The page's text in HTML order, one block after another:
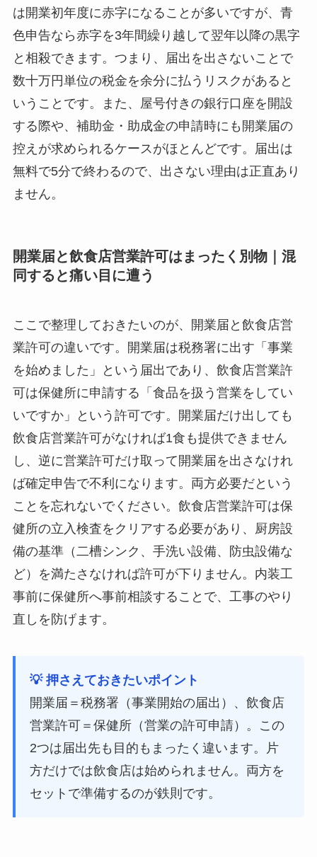
は開業初年度に赤字になることが多いですが、青
色申告なら赤字を3年間繰り越して翌年以降の黒字
と相殺できます。つまり、届出を出さないことで
数十万円単位の税金を余分に払うリスクがあると
いうことです。また、屋号付きの銀行口座を開設
する際や、補助金・助成金の申請時にも開業届の
控えが求められるケースがほとんどです。届出は
無料で5分で終わるので、出さない理由は正直あり
ません。
開業届と飲食店営業許可はまったく別物｜混
同すると痛い目に遭う
ここで整理しておきたいのが、開業届と飲食店営
業許可の違いです。開業届は税務署に出す「事業
を始めました」という届出であり、飲食店営業許
可は保健所に申請する「食品を扱う営業をしてい
いですか」という許可です。開業届だけ出しても
飲食店営業許可がなければ1食も提供できません
し、逆に営業許可だけ取って開業届を出さなけれ
ば確定申告で不利になります。両方必要だという
ことを忘れないでください。飲食店営業許可は保
健所の立入検査をクリアする必要があり、厨房設
備の基準（二槽シンク、手洗い設備、防虫設備な
ど）を満たさなければ許可が下りません。内装工
事前に保健所へ事前相談することで、工事のやり
直しを防げます。
💡 押さえておきたいポイント
開業届＝税務署（事業開始の届出）、飲食店
営業許可＝保健所（営業の許可申請）。この
2つは届出先も目的もまったく違います。片
方だけでは飲食店は始められません。両方を
セットで準備するのが鉄則です。